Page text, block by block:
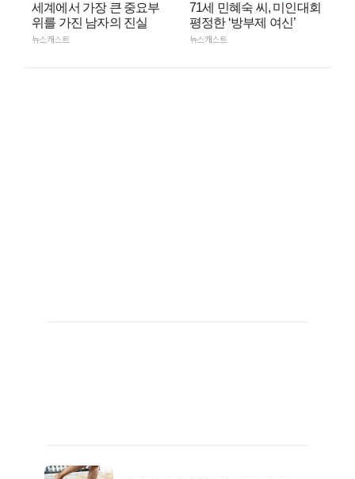
세계에서 가장 큰 중요부
위를 가진 남자의 진실
뉴스캐스트
71세 민혜숙 씨, 미인대회
평정한 ‘방부제 여신’
뉴스캐스트